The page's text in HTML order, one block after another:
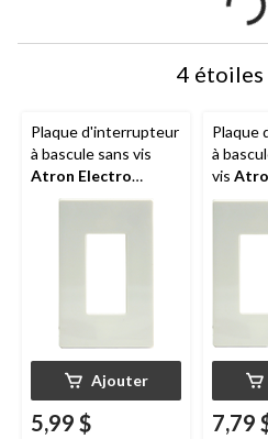
4 étoiles
Plaque d'interrupteur
à bascule sans vis
Atron Electro
Industries
Ajouter
5,99 $
Plaque
à
vis
7,79